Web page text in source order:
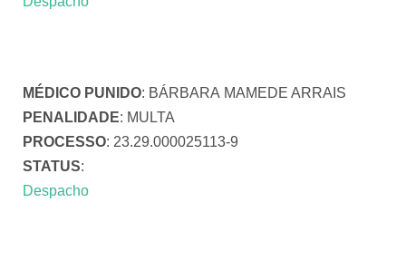
MÉDICO PUNIDO: BÁRBARA MAMEDE ARRAIS
PENALIDADE: MULTA
PROCESSO: 23.29.000025113-9
STATUS:
Despacho